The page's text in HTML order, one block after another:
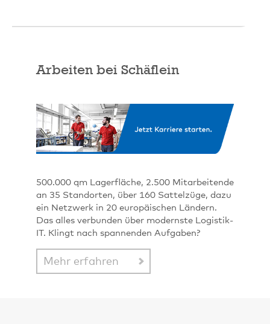
Arbeiten bei Schäflein
500.000 qm Lagerfläche, 2.500 Mitarbeitende
an 35 Standorten, über 160 Sattelzüge, dazu
ein Netzwerk in 20 europäischen Ländern.
Das alles verbunden über modernste Logistik-
IT. Klingt nach spannenden Aufgaben?
Mehr erfahren